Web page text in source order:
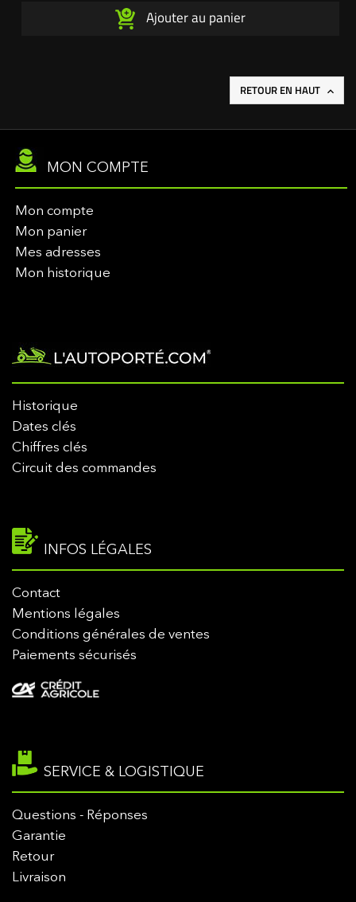
Ajouter au panier
RETOUR EN HAUT 
MON COMPTE
Mon compte
Mon panier
Mes adresses
Mon historique
Historique
Dates clés
Chiffres clés
Circuit des commandes
INFOS LÉGALES
Contact
Mentions légales
Conditions générales de ventes
Paiements sécurisés
SERVICE & LOGISTIQUE
Questions - Réponses
Garantie
Retour
Livraison